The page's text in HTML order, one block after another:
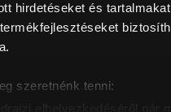
hirdetéseket és
szeretnénk tenni:
Minden jog fenntartva!